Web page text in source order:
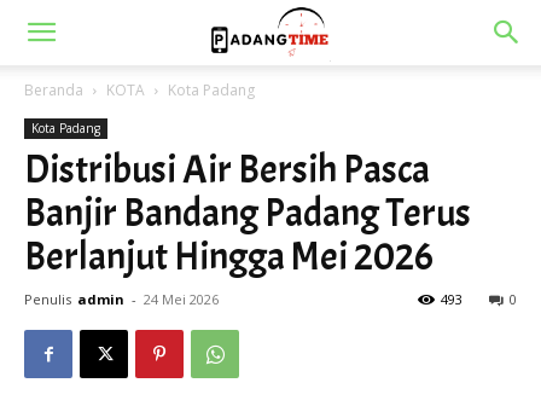
Beranda KOTA Kota Padang
Kota Padang
Distribusi Air Bersih Pasca
Banjir Bandang Padang Terus
Berlanjut Hingga Mei 2026
Penulis admin - 24 Mei 2026 0
493